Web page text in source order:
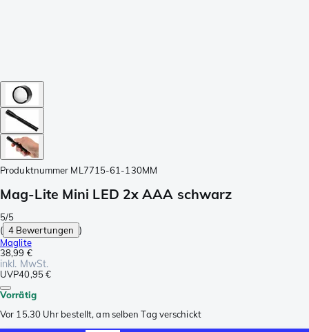
Produktnummer ML7715-61-130MM
Mag-Lite Mini LED 2x AAA schwarz
5/5
( 4 Bewertungen )
Maglite
38,99 €
inkl. MwSt.
UVP40,95 €
Vorrätig
Vor 15.30 Uhr bestellt, am selben Tag verschickt